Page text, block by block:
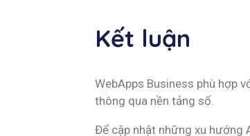
Kết luận
WebApps Business phù hợp
thông qua nền tảng số.
Để cập nhật những xu hướng